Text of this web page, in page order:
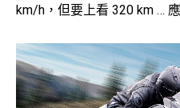
km/h，但要上看 320 km …